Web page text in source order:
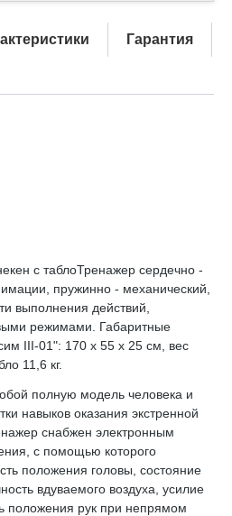
Гарантия
с таблоТренажер сердечно -
пружинно - механический,
выполнения действий,
режимами. Габаритные
III-01": 170 х 55 х 25 см, вес
11,6 кг.
полную модель человека и
навыков оказания экстренной
снабжен электронным
с помощью которого
положения головы, состояние
вдуваемого воздуха, усилие
положения рук при непрямом